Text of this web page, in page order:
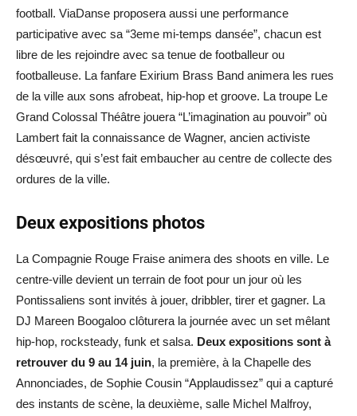
football. ViaDanse proposera aussi une performance
participative avec sa “3eme mi-temps dansée”, chacun est
libre de les rejoindre avec sa tenue de footballeur ou
footballeuse. La fanfare Exirium Brass Band animera les rues
de la ville aux sons afrobeat, hip-hop et groove. La troupe Le
Grand Colossal Théâtre jouera “L’imagination au pouvoir” où
Lambert fait la connaissance de Wagner, ancien activiste
désœuvré, qui s’est fait embaucher au centre de collecte des
ordures de la ville.
Deux expositions photos
La Compagnie Rouge Fraise animera des shoots en ville. Le
centre-ville devient un terrain de foot pour un jour où les
Pontissaliens sont invités à jouer, dribbler, tirer et gagner. La
DJ Mareen Boogaloo clôturera la journée avec un set mêlant
hip-hop, rocksteady, funk et salsa. Deux expositions sont à
retrouver du 9 au 14 juin, la première, à la Chapelle des
Annonciades, de Sophie Cousin “Applaudissez” qui a capturé
des instants de scène, la deuxième, salle Michel Malfroy,